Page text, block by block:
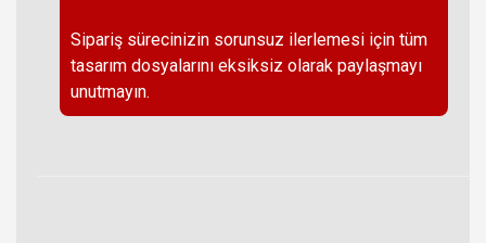
Sipariş sürecinizin sorunsuz ilerlemesi için tüm
tasarım dosyalarını eksiksiz olarak paylaşmayı
unutmayın.